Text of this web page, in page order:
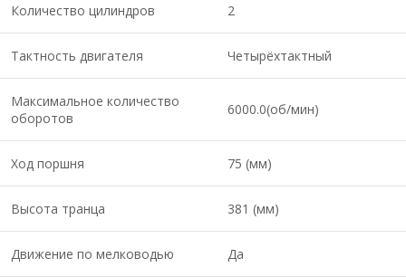
Количество цилиндров 2
Тактность двигателя Четырёхтактный
Максимальное количество
оборотов
6000.0(об/мин)
Ход поршня 75 (мм)
Высота транца 381 (мм)
Движение по мелководью Да